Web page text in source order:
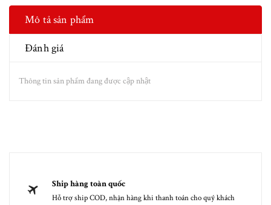
Mô tả sản phẩm
Đánh giá
Thông tin sản phẩm đang được cập nhật
Ship hàng toàn quốc
Hỗ trợ ship COD, nhận hàng khi thanh toán cho quý khách